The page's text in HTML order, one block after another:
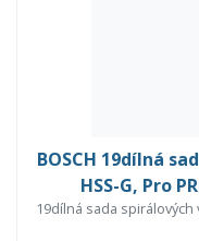
BOSCH 19dílná
HSS-G, Pro
19dílná sada spirálových